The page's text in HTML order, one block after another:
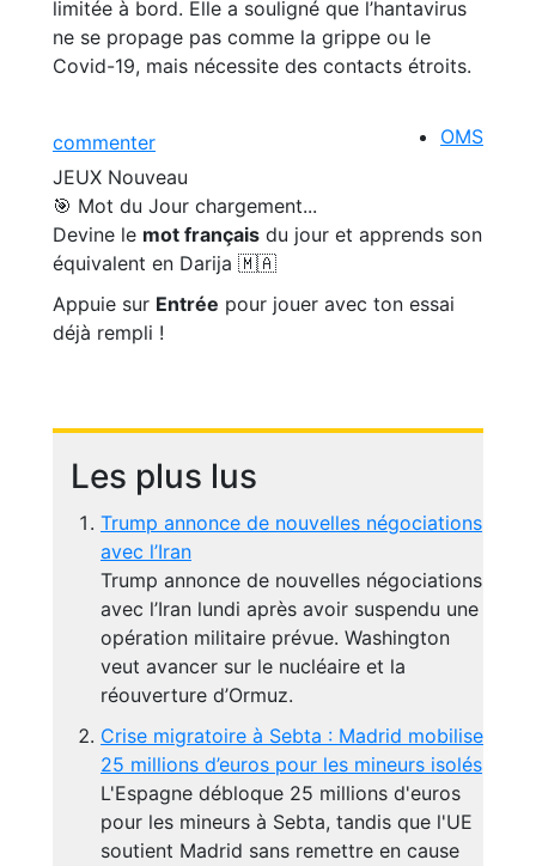
limitée à bord. Elle a souligné que l’hantavirus
ne se propage pas comme la grippe ou le
Covid-19, mais nécessite des contacts étroits.
commenter
OMS
JEUX Nouveau
🎯 Mot du Jour chargement...
Devine le mot français du jour et apprends son
équivalent en Darija 🇲🇦
Appuie sur Entrée pour jouer avec ton essai
déjà rempli !
Les plus lus
Trump annonce de nouvelles négociations
avec l’Iran
Trump annonce de nouvelles négociations
avec l’Iran lundi après avoir suspendu une
opération militaire prévue. Washington
veut avancer sur le nucléaire et la
réouverture d’Ormuz.
Crise migratoire à Sebta : Madrid mobilise
25 millions d’euros pour les mineurs isolés
L'Espagne débloque 25 millions d'euros
pour les mineurs à Sebta, tandis que l'UE
soutient Madrid sans remettre en cause